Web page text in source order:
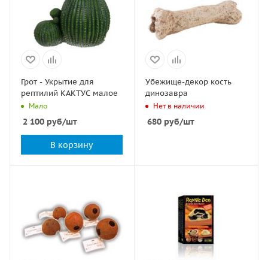
Грот - Укрытие для
рептилий КАКТУС малое
Мало
2 100 руб/шт
В корзину
Убежище-декор кость
динозавра
Нет в наличии
680руб/шт